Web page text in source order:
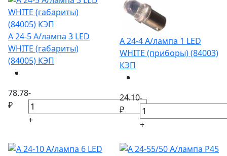
А 24-5 А/лампа 3 LED
WHITE (габариты)
(84005) КЭП
78.78
₽
-
+
А 24-4 А/лампа 1 LED
WHITE (приборы) (84003)
КЭП
24.10
₽
-
+